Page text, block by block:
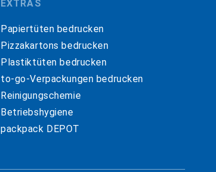
EXTRAS
Papiertüten bedrucken
Pizzakartons bedrucken
Plastiktüten bedrucken
to-go-Verpackungen bedrucken
Reinigungschemie
Betriebshygiene
packpack DEPOT